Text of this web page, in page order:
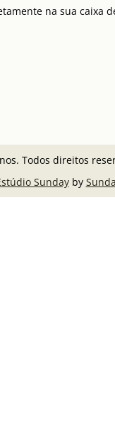
na sua caixa
Todos direitos
Sundayby